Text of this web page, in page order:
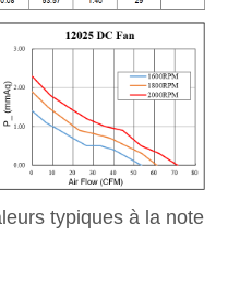
typiques à la note